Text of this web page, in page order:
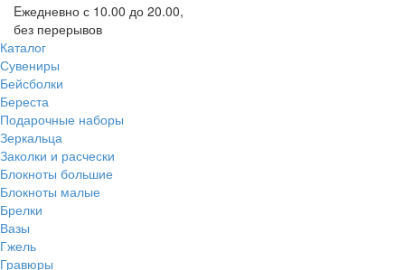
Eжедневно с 10.00 до 20.00,
без перерывов
Каталог
Сувениры
Бейсболки
Береста
Подарочные наборы
Зеркальца
Заколки и расчески
Блокноты большие
Блокноты малые
Брелки
Вазы
Гжель
Гравюры